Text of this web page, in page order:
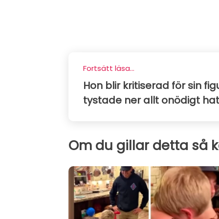
Fortsätt läsa...
Hon blir kritiserad för sin
tystade ner allt onödigt hat
Om du gillar detta så